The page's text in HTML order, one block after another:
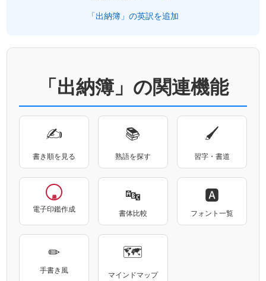
「出納簿」の英訳を追加
「出納簿」の関連機能
✍
書き順を見る
📚
熟語を探す
🖌
習字・書道
電子印鑑作成
🔤
書体比較
🅰
フォント一覧
✏
手書き風
🗺
マインドマップ